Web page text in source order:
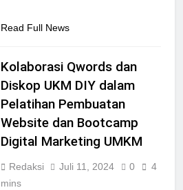
Read Full News
Kolaborasi Qwords dan
Diskop UKM DIY dalam
Pelatihan Pembuatan
Website dan Bootcamp
Digital Marketing UMKM
Redaksi Juli 11, 2024 0
4
mins